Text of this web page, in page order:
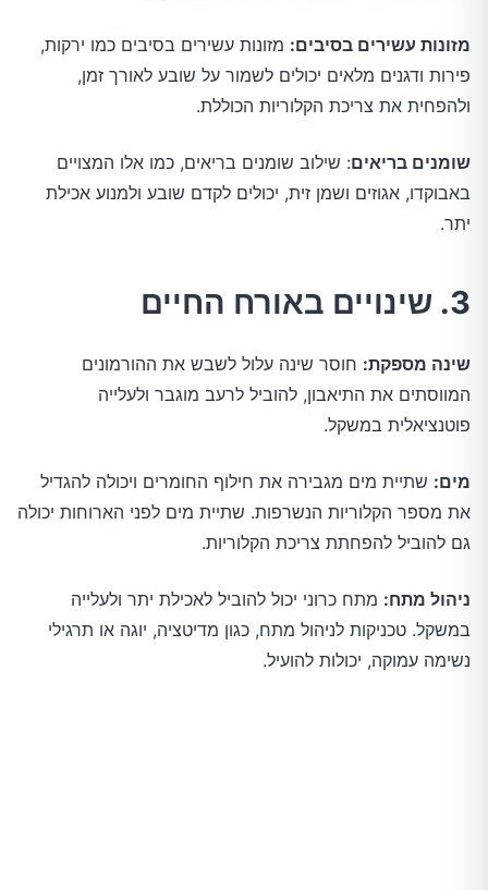
מזונות עשירים בסיבים: מזונות עשירים בסיבים כמו ירקות,
פירות ודגנים מלאים יכולים לשמור על שובע לאורך זמן,
ולהפחית את צריכת הקלוריות הכוללת.
שומנים בריאים: שילוב שומנים בריאים, כמו אלו המצויים
באבוקדו, אגוזים ושמן זית, יכולים לקדם שובע ולמנוע אכילת
יתר.
3. שינויים באורח החיים
שינה מספקת: חוסר שינה עלול לשבש את ההורמונים
המווסתים את התיאבון, להוביל לרעב מוגבר ולעלייה
פוטנציאלית במשקל.
מים: שתיית מים מגבירה את חילוף החומרים ויכולה להגדיל
את מספר הקלוריות הנשרפות. שתיית מים לפני הארוחות יכולה
גם להוביל להפחתת צריכת הקלוריות.
ניהול מתח: מתח כרוני יכול להוביל לאכילת יתר ולעלייה
במשקל. טכניקות לניהול מתח, כגון מדיטציה, יוגה או תרגילי
נשימה עמוקה, יכולות להועיל.